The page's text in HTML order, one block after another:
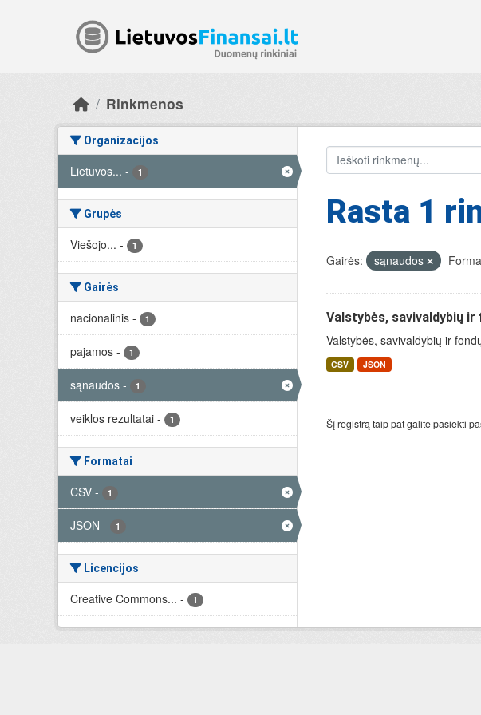
Rinkmenos
Organizacijos
Lietuvos... - 1
Grupės
Viešojo... - 1
Gairės
nacionalinis - 1
pajamos - 1
sąnaudos - 1
veiklos rezultatai - 1
Formatai
CSV - 1
JSON - 1
Licencijos
Creative Commons... - 1
Rasta 1
Gairės: sąnaudos
Valstybės, savivaldybių
Valstybės, savivaldybių ir
CSV JSON
Šį registrą taip pat galite pasiekti